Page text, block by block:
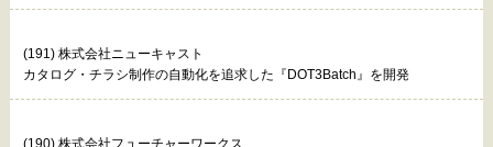
(191) 株式会社ニューキャスト
カタログ・チラシ制作の自動化を追求した『DOT3Batch』を開発
(190) 株式会社フューチャーワークス